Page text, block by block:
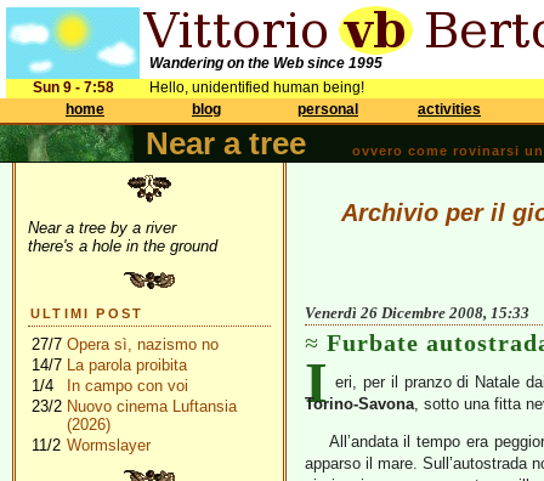
Wandering on the Web since 1995
Sun 9 - 7:58
Hello, unidentified human being!
home
blog personal activities
Near a tree ovvero come rovinarsi
Near a tree by a river
there's a hole in the ground
ULTIMI POST
27/7 Opera sì, nazismo no
14/7 La parola proibita
1/4
In campo con voi
23/2 Nuovo cinema Luftansia
(2026)
11/2 Wormslayer
Archivio per il
Venerdì 26 Dicembre 2008, 15:33
Furbate
I eri, per il pranzo di Natale
Torino-Savona, sotto una fitta
All’andata il tempo era
apparso il mare. Sull’autostrada